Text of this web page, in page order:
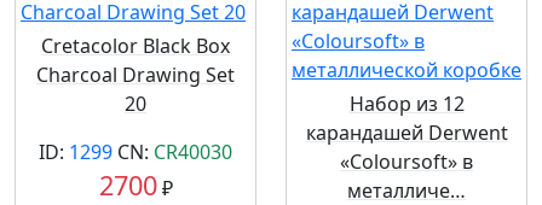
Cretacolor Black Box
Charcoal Drawing Set
20
ID: 1299 CN: CR40030
2700₽
Набор из 12
карандашей Derwent
«Coloursoft» в
металличе…